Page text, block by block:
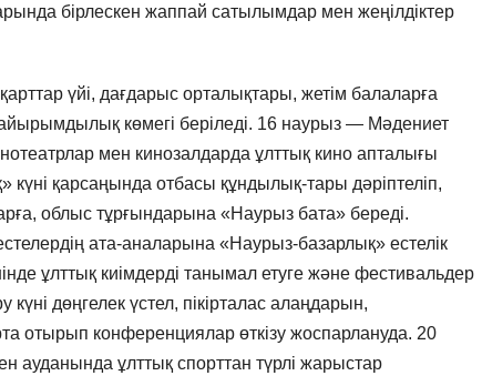
бірлескен жаппай сатылымдар мен жеңілдіктер
үйі, дағдарыс орталықтары, жетім балаларға
көмегі беріледі. 16 наурыз — Мәдениет
мен кинозалдарда ұлттық кино апталығы
қарсаңында отбасы құндылық-тары дәріптеліп,
облыс тұрғындарына «Наурыз бата» береді.
ата-аналарына «Наурыз-базарлық» естелік
ұлттық киімдерді танымал етуге және фестивальдер
дөңгелек үстел, пікірталас алаңдарын,
конференциялар өткізу жоспарлануда. 20
ауданында ұлттық спорттан түрлі жарыстар